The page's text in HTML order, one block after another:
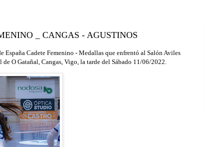
_ CANGAS - AGUSTINOS
España Cadete Femenino - Medallasque enfrentó al Salón Aviles
O Gatañal, Cangas, Vigo, la tarde del Sábado 11/06/2022.